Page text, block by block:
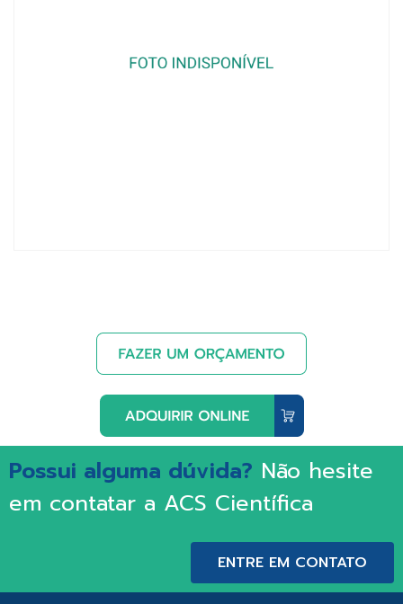
Possui alguma dúvida? Não hesite
em contatar a ACS Científica
ENTRE EM CONTATO